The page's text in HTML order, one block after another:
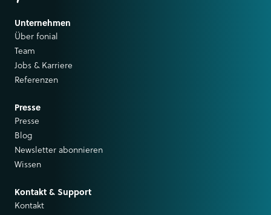
Unternehmen
Über fonial
Team
Jobs & Karriere
Referenzen
Presse
Presse
Blog
Newsletter abonnieren
Wissen
Kontakt & Support
Kontakt